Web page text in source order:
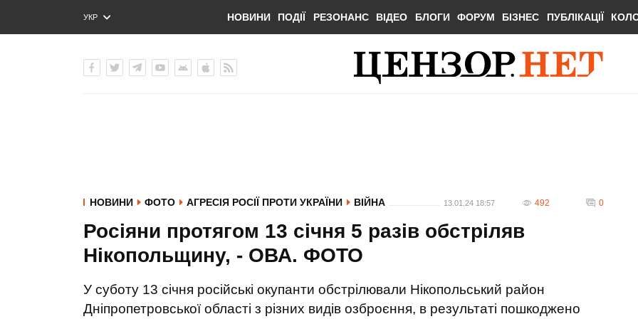
УКР
ENG
НОВИНИ ПОДІЇ РЕЗОНАНС ВІДЕО БЛОГИ ФОРУМ БІЗНЕС ПУБЛІКАЦІЇ
НОВИНИ ФОТО АГРЕСІЯ РОСІЇ ПРОТИ УКРАЇНИ ВІЙНА 13.01.24 18:57 492 0
Росіяни протягом 13 січня 5 разів обстріляв
Нікопольщину, - ОВА. ФОТО
У суботу 13 січня російські окупанти обстрілювали Нікопольський район
Дніпропетровської області з різних видів озброєння, в результаті пошкоджено